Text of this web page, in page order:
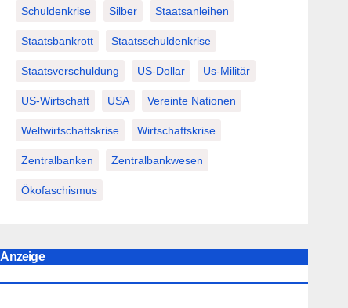
Schuldenkrise Silber Staatsanleihen
Staatsbankrott Staatsschuldenkrise
Staatsverschuldung US-Dollar Us-Militär
US-Wirtschaft USA Vereinte Nationen
Weltwirtschaftskrise Wirtschaftskrise
Zentralbanken Zentralbankwesen
Ökofaschismus
Anzeige